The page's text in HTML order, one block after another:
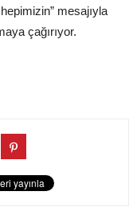
mesajıyla
çağırıyor.